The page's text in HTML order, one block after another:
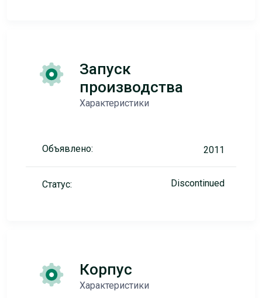
Запуск
производства
Характеристики
Объявлено: 2011
Статус: Discontinued
Корпус
Характеристики